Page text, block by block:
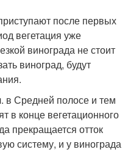
после первых
вегетация уже
винограда не стоит
виноград, будут
в Средней полосе и тем
в конце вегетационного
прекращается отток
систему, и у винограда